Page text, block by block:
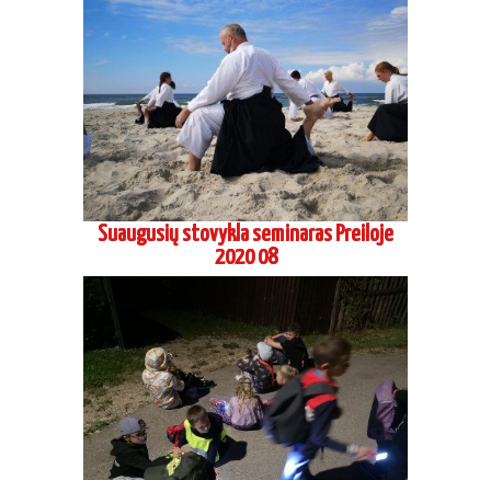
Suaugusių stovykla seminaras Preiloje
2020 08